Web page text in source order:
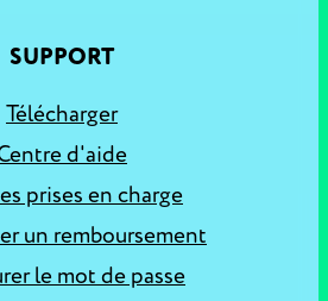
SUPPORT
Télécharger
d'aide
prises en charge
un remboursement
le mot de passe